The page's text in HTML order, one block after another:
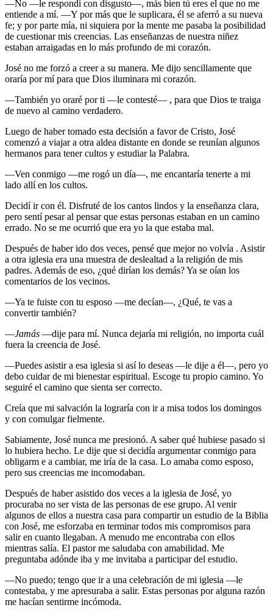
—No —le respondí con disgusto—, más bien tú eres el que no me
entiende a mí. —Y por más que le suplicara, él se aferró a su nueva
fe; y por parte mía, ni siquiera por la mente me pasaba la posibilidad
de cuestionar mis creencias. Las enseñanzas de nuestra niñez
estaban arraigadas en lo más profundo de mi corazón.
José no me forzó a creer a su manera. Me dijo sencillamente que
oraría por mí para que Dios iluminara mi corazón.
—También yo oraré por ti —le contesté— , para que Dios te traiga
de nuevo al camino verdadero.
Luego de haber tomado esta decisión a favor de Cristo, José
comenzó a viajar a otra aldea distante en donde se reunían algunos
hermanos para tener cultos y estudiar la Palabra.
—Ven conmigo —me rogó un día—, me encantaría tenerte a mi
lado allí en los cultos.
Decidí ir con él. Disfruté de los cantos lindos y la enseñanza clara,
pero sentí pesar al pensar que estas personas estaban en un camino
errado. No se me ocurrió que era yo la que estaba mal.
Después de haber ido dos veces, pensé que mejor no volvía . Asistir
a otra iglesia era una muestra de deslealtad a la religión de mis
padres. Además de eso, ¿qué dirían los demás? Ya se oían los
comentarios de los vecinos.
—Ya te fuiste con tu esposo —me decían—, ¿Qué, te vas a
convertir también?
—Jamás —dije para mí. Nunca dejaría mi religión, no importa cuál
fuera la creencia de José.
—Puedes asistir a esa iglesia si así lo deseas —le dije a él—, pero yo
debo cuidar de mi bienestar espiritual. Escoge tu propio camino. Yo
seguiré el camino que sienta ser correcto.
Creía que mi salvación la lograría con ir a misa todos los domingos
y con comulgar fielmente.
Sabiamente, José nunca me presionó. A saber qué hubiese pasado si
lo hubiera hecho. Le dije que si decidía argumentar conmigo para
obligarm e a cambiar, me iría de la casa. Lo amaba como esposo,
pero sus creencias me incomodaban.
Después de haber asistido dos veces a la iglesia de José, yo
procuraba no ser vista de las personas de ese grupo. Al venir
algunos de ellos a nuestra casa para compartir un estudio de la Biblia
con José, me esforzaba en terminar todos mis compromisos para
salir en cuanto llegaban. A menudo me encontraba con ellos
mientras salía. El pastor me saludaba con amabilidad. Me
preguntaba adónde iba y me invitaba a participar del estudio.
—No puedo; tengo que ir a una celebración de mi iglesia —le
contestaba, y me apresuraba a salir. Estas personas por alguna razón
me hacían sentirme incómoda.